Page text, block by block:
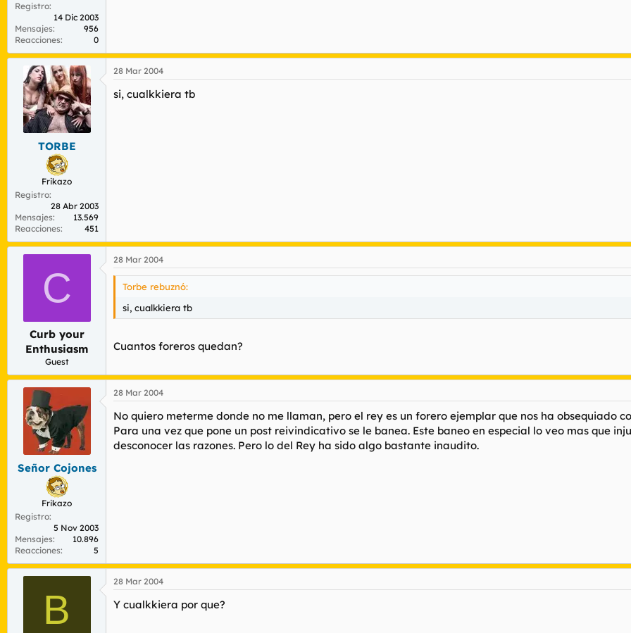
Registro
14 Dic 2003
Mensajes
956
Reacciones
0
TORBE
Frikazo
Registro
28 Abr 2003
Mensajes
13.569
Reacciones
451
28 Mar 2004
si, cualkkiera tb
C
Curb your
Enthusiasm
Guest
28 Mar 2004
Torbe rebuznó:
si, cualkkiera tb
Cuantos foreros quedan?
Señor Cojones
Frikazo
Registro
5 Nov 2003
Mensajes
10.896
Reacciones
5
28 Mar 2004
No quiero meterme donde no me llaman, pero el rey es un forero ejemplar que nos ha obsequiado
Para una vez que pone un post reivindicativo se le banea. Este baneo en especial lo veo mas que
desconocer las razones. Pero lo del Rey ha sido algo bastante inaudito.
B
28 Mar 2004
Y cualkkiera por que?